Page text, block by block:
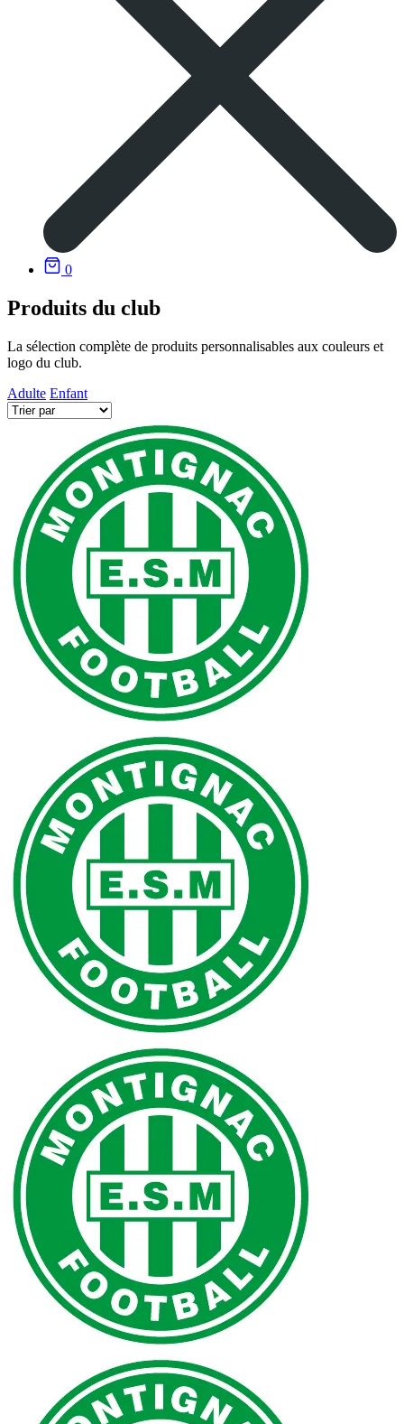
0
Produits du club
La sélection complète de produits personnalisables aux couleurs et
logo du club.
Adulte Enfant